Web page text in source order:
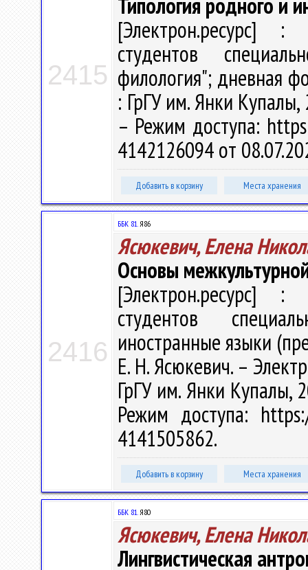
2415
[Электрон.ресурс] :
студентов
филология"; дневная
: ГрГУ им. Янки Купалы,
– Режим доступа:
4142126094 от
Добавить в корзину Места хранения
2416
ББК 81.Я86
Ясюкевич, Елена
Основы
[Электрон.ресурс] :
студентов
иностранные языки
Е. Н. Ясюкевич. –
ГрГУ им. Янки Купалы,
Режим доступа:
4141505862.
Добавить в корзину Места хранения
ББК 81.Я80
Ясюкевич, Елена
Лингвистическая